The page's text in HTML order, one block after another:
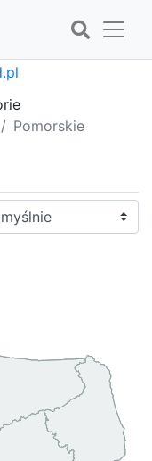
Pomorskie